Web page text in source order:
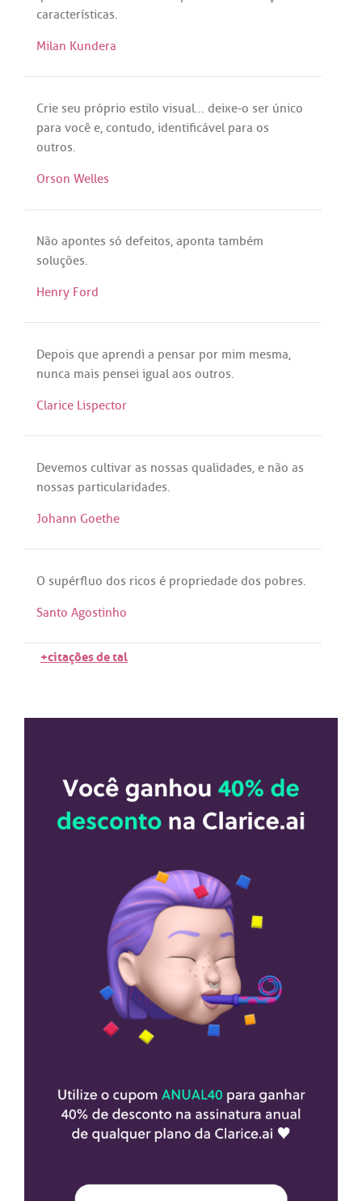
características.
Milan Kundera
Crie seu próprio estilo visual... deixe-o ser único
para você e, contudo, identificável para os
outros.
Orson Welles
Não apontes só defeitos, aponta também
soluções.
Henry Ford
Depois que aprendi a pensar por mim mesma,
nunca mais pensei igual aos outros.
Clarice Lispector
Devemos cultivar as nossas qualidades, e não as
nossas particularidades.
Johann Goethe
O supérfluo dos ricos é propriedade dos pobres.
Santo Agostinho
+citações de tal